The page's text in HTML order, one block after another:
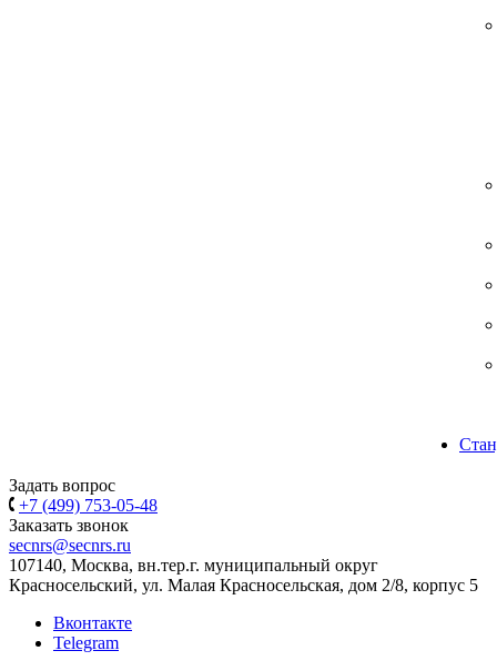
Задать вопрос
+7 (499) 753-05-48
Заказать звонок
secnrs@secnrs.ru
107140, Москва, вн.тер.г. муниципальный округ
Красносельский, ул. Малая Красносельская, дом 2/8, корпус 5
Вконтакте
Telegram